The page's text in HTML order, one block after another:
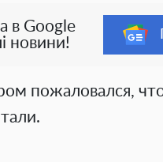
в Google
новини!
пожаловался,